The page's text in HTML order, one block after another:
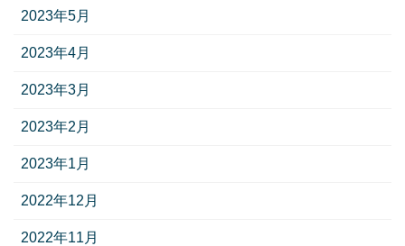
2023年5月
2023年4月
2023年3月
2023年2月
2023年1月
2022年12月
2022年11月